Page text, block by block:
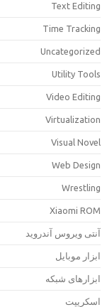
Text
Time
Utility
Video
Visual
Web
Xiaomi
ویروس آندروید
موبایل
شبکه